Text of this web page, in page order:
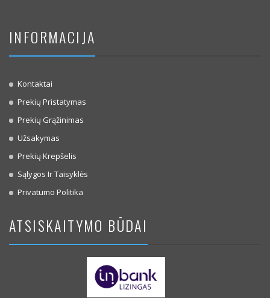
INFORMACIJA
Kontaktai
Prekių Pristatymas
Prekių Grąžinimas
Užsakymas
Prekių Krepšelis
Sąlygos Ir Taisyklės
Privatumo Politika
ATSISKAITYMO BŪDAI